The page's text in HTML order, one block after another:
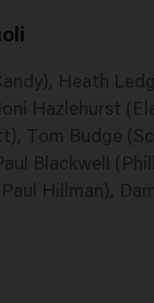
Heath
Hazlehurst
Tom Budge
Blackwell
Hillman),